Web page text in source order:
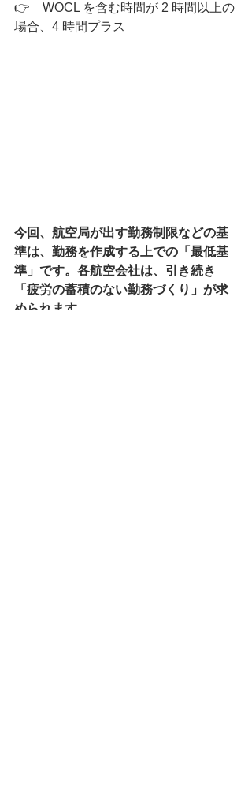
👉　WOCL を含む時間が 2 時間以上の
場合、4 時間プラス
今回、航空局が出す勤務制限などの基
準は、勤務を作成する上での「最低基
準」です。各航空会社は、引き続き
「疲労の蓄積のない勤務づくり」が求
められます。